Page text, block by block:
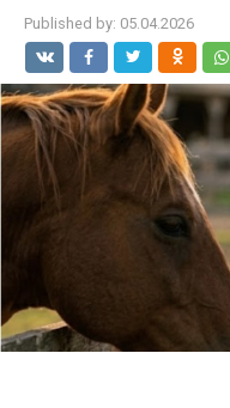
Published by: 05.04.2026